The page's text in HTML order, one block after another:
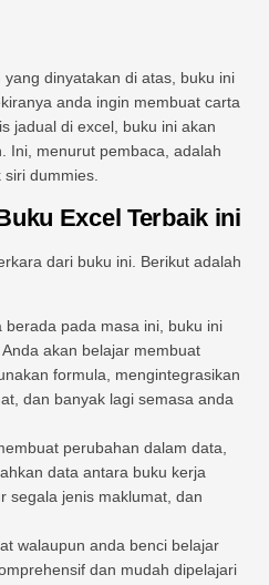
dinyatakan di atas, buku ini
anda ingin membuat carta
jadual di excel, buku ini akan
Ini, menurut pembaca, adalah
dummies.
Excel Terbaik ini
dari buku ini. Berikut adalah
berada pada masa ini, buku ini
akan belajar membuat
formula, mengintegrasikan
dan banyak lagi semasa anda
perubahan dalam data,
data antara buku kerja
segala jenis maklumat, dan
walaupun anda benci belajar
dan mudah dipelajari